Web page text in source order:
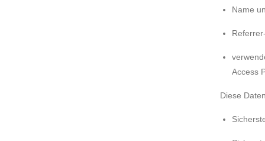
Name
Access
Diese